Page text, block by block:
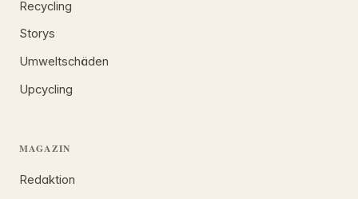
Recycling
Storys
Umweltschäden
Upcycling
MAGAZIN
Redaktion